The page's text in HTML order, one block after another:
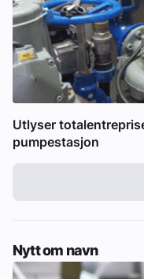
Utlyser
pumpestasjon
Nytt om navn